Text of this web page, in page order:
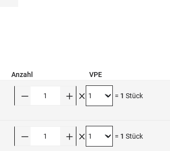
Anzahl VPE
= 1 Stück
= 1 Stück